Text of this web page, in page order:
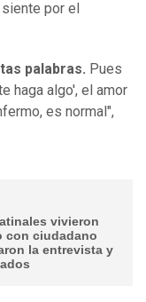
por el
palabras. Pues
haga algo', el amor
es normal",
vivieron
con ciudadano
la entrevista y